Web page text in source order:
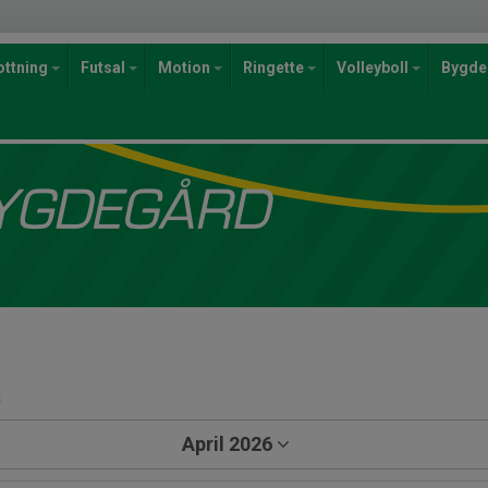
Futsal Motion Ringette Volleyboll
April 2026